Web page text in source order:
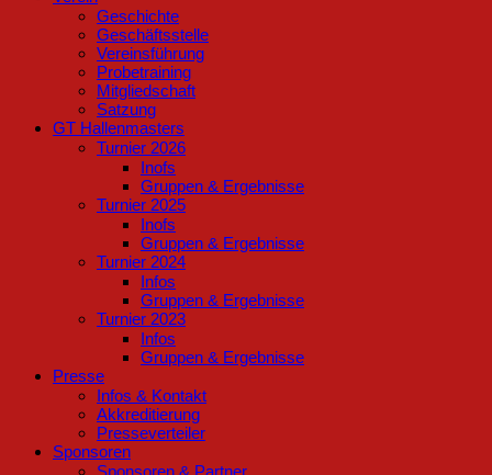
Geschichte
Geschäftsstelle
Vereinsführung
Probetraining
Mitgliedschaft
Satzung
GT Hallenmasters
Turnier 2026
Inofs
Gruppen & Ergebnisse
Turnier 2025
Inofs
Gruppen & Ergebnisse
Turnier 2024
Infos
Gruppen & Ergebnisse
Turnier 2023
Infos
Gruppen & Ergebnisse
Presse
Infos & Kontakt
Akkreditierung
Presseverteiler
Sponsoren